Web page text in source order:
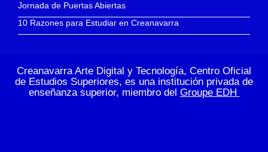
Jornada de Puertas Abiertas
10 Razones para Estudiar en Creanavarra
Creanavarra Arte Digital y Tecnología, Centro Oficial
de Estudios Superiores, es una institución privada de
enseñanza superior, miembro del Groupe EDH